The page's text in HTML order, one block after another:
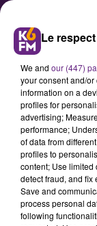
Les
la rue
A l’appel
retraités
Le
We and our (447)
your consent and/
information on a
profiles for
advertising;
performance;
of data from
profiles to
content; Use limited
detect fraud, and fix
Save and
process personal
following